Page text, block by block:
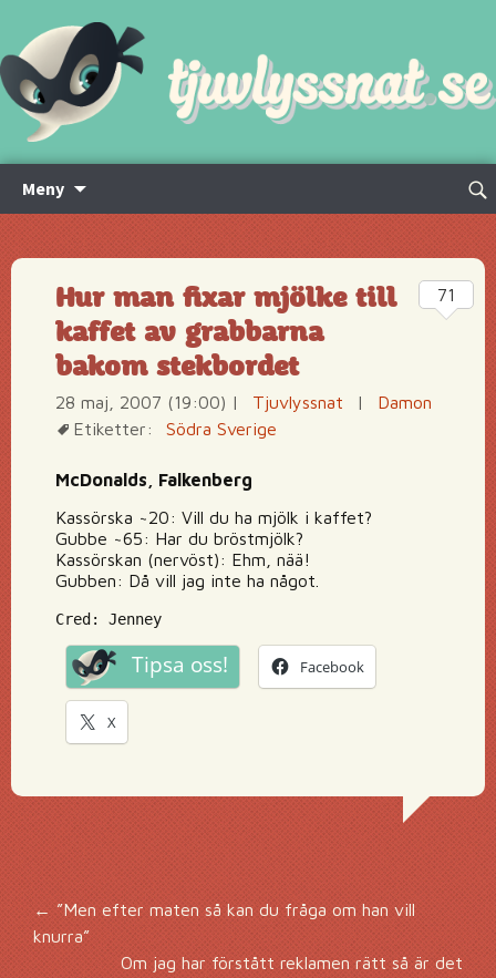
Meny
innehåll
Sök
Hur man fixar mjölke till
kaffet av grabbarna
bakom stekbordet
28 maj, 2007 (19:00) | Tjuvlyssnat |
Damon
Etiketter:
Södra Sverige
McDonalds, Falkenberg
Kassörska ~20: Vill du ha mjölk i kaffet?
Gubbe ~65: Har du bröstmjölk?
Kassörskan (nervöst): Ehm, nää!
Gubben: Då vill jag inte ha något.
Cred: Jenney
Tipsa oss! Facebook
X
71
Inläggsnavigering
←”Men efter maten så kan du fråga om han vill
knurra”
Om jag har förstått reklamen rätt så är det